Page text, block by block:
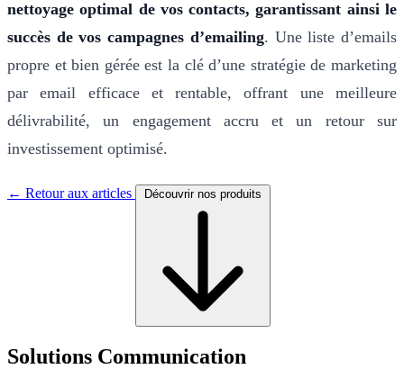
nettoyage optimal de vos contacts, garantissant ainsi le
succès de vos campagnes d’emailing. Une liste d’emails
propre et bien gérée est la clé d’une stratégie de marketing
par email efficace et rentable, offrant une meilleure
délivrabilité, un engagement accru et un retour sur
investissement optimisé.
← Retour aux articles
Solutions Communication